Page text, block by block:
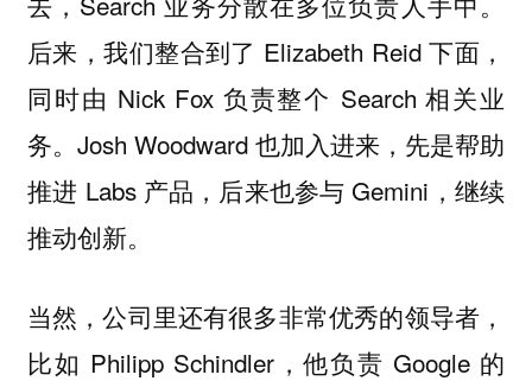
后来，我们整合到了 Elizabeth Reid 下面，
同时由 Nick Fox 负责整个 Search 相关业
务。Josh Woodward 也加入进来，先是帮助
推进 Labs 产品，后来也参与 Gemini，继续
推动创新。
当然，公司里还有很多非常优秀的领导者，
比如 Philipp Schindler，他负责 Google 的